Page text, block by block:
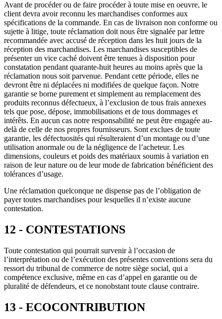
Avant de procéder ou de faire procéder à toute mise en oeuvre, le
client devra avoir reconnu les marchandises conformes aux
spécifications de la commande. En cas de livraison non conforme ou
sujette à litige, toute réclamation doit nous être signalée par lettre
recommandée avec accusé de réception dans les huit jours de la
réception des marchandises. Les marchandises susceptibles de
présenter un vice caché doivent être tenues à disposition pour
constatation pendant quarante-huit heures au moins après que la
réclamation nous soit parvenue. Pendant cette période, elles ne
devront être ni déplacées ni modifiées de quelque façon. Notre
garantie se borne purement et simplement au remplacement des
produits reconnus défectueux, à l’exclusion de tous frais annexes
tels que pose, dépose, immobilisations et de tous dommages et
intérêts. En aucun cas notre responsabilité ne peut être engagée au-
delà de celle de nos propres fournisseurs. Sont exclues de toute
garantie, les défectuosités qui résulteraient d’un montage ou d’une
utilisation anormale ou de la négligence de l’acheteur. Les
dimensions, couleurs et poids des matériaux soumis à variation en
raison de leur nature ou de leur mode de fabrication bénéficient des
tolérances d’usage.
Une réclamation quelconque ne dispense pas de l’obligation de
payer toutes marchandises pour lesquelles il n’existe aucune
contestation.
12 - CONTESTATIONS
Toute contestation qui pourrait survenir à l’occasion de
l’interprétation ou de l’exécution des présentes conventions sera du
ressort du tribunal de commerce de notre siège social, qui a
compétence exclusive, même en cas d’appel en garantie ou de
pluralité de défendeurs, et ce nonobstant toute clause contraire.
13 - ECOCONTRIBUTION